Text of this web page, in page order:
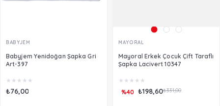
BABYJEM
Babyjem Yenidoğan Şapka Gri
Art-397
★ ★ ★ ★ ★
₺76,00
MAYORAL
Mayoral Erkek Çocuk Çift Taraflı
Şapka Lacivert 10347
★ ★ ★ ★ ★
₺198,60₺331,00
%40